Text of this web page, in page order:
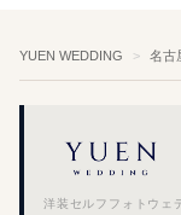
YUEN WEDDING 名古
洋装セルフフォトウェ